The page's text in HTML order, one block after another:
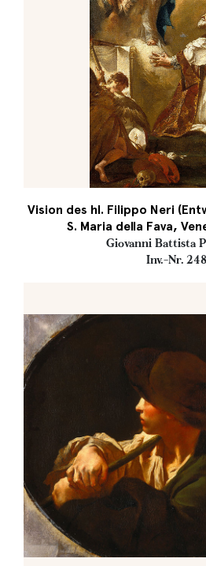
Vision des hl. Filippo Neri
S. Maria della Fava,
Giovanni Battista
Inv.-Nr. 248